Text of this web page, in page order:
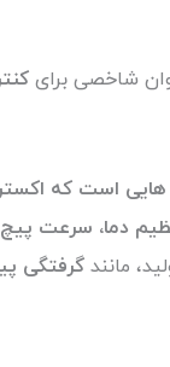
شاخصی برای
هایی است که
دما، سرعت
مانند گرفتگی